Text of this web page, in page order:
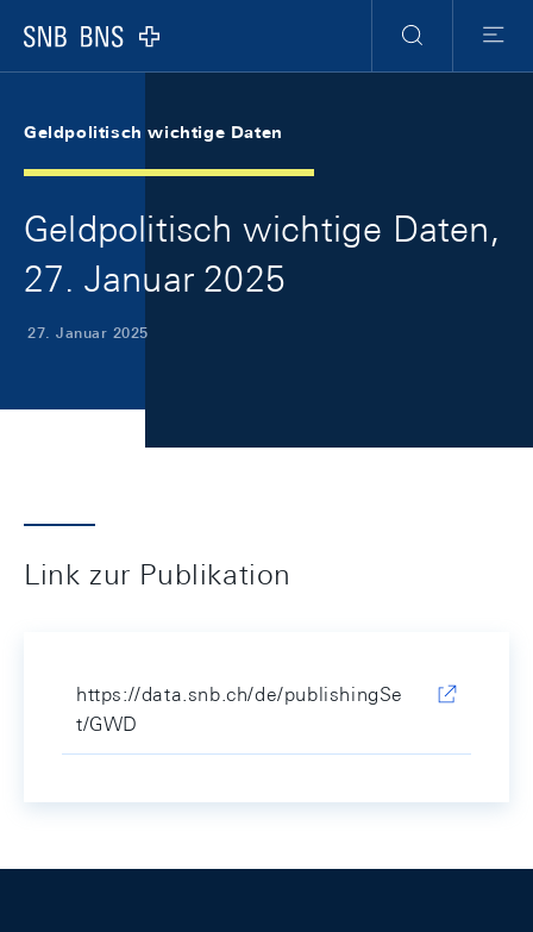
Logo
Suche
Menu
Geldpolitisch wichtige Daten
Geldpolitisch wichtige Daten,
27. Januar 2025
27. Januar 2025
Link zur Publikation
https://data.snb.ch/de/publishingSe
t/GWD